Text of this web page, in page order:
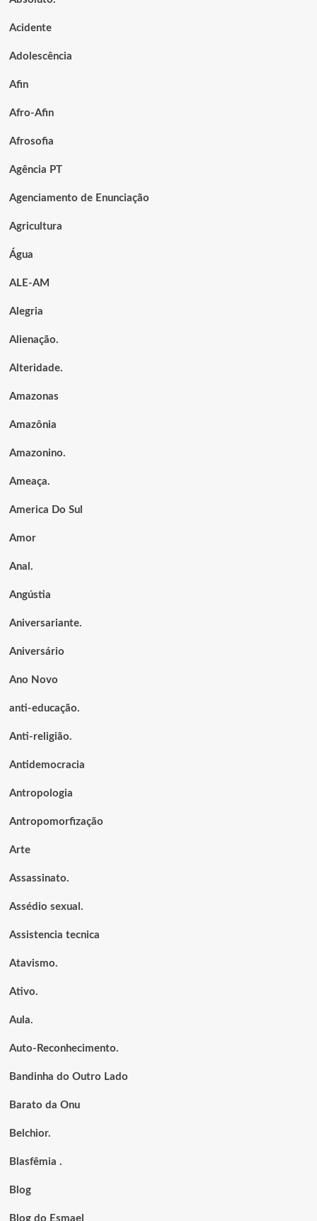
Acidente
Adolescência
Afin
Afro-Afin
Afrosofia
Agência PT
Agenciamento de Enunciação
Agricultura
Água
ALE-AM
Alegria
Alienação.
Alteridade.
Amazonas
Amazônia
Amazonino.
Ameaça.
America Do Sul
Amor
Anal.
Angústia
Aniversariante.
Aniversário
Ano Novo
anti-educação.
Anti-religião.
Antidemocracia
Antropologia
Antropomorfização
Arte
Assassinato.
Assédio sexual.
Assistencia tecnica
Atavismo.
Ativo.
Aula.
Auto-Reconhecimento.
Bandinha do Outro Lado
Barato da Onu
Belchior.
Blasfêmia .
Blog
Blog do Esmael